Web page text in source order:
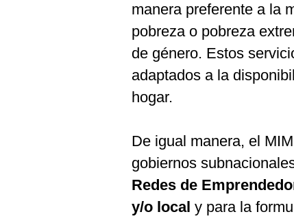
manera preferente a la
pobreza o pobreza
de género. Estos
adaptados a la
hogar.
De igual manera, el
gobiernos
Redes de
y/o local y para la